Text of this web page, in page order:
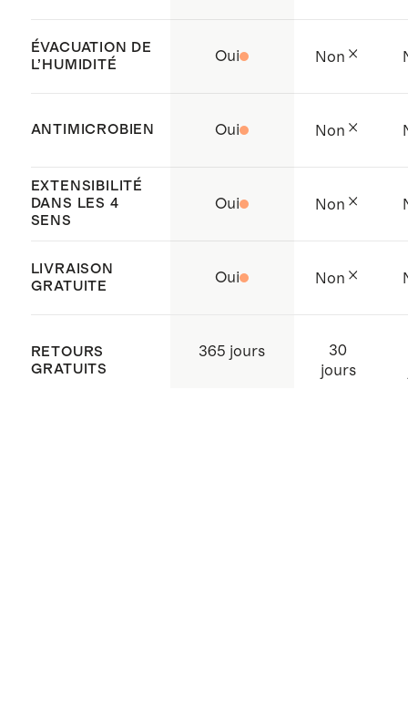
ÉVACUATION DE
L’HUMIDITÉ
Oui Non
ANTIMICROBIEN Oui Non
EXTENSIBILITÉ
DANS LES 4
SENS
Oui Non
LIVRAISON
GRATUITE
Oui Non
RETOURS
GRATUITS
365 jours
30
jours